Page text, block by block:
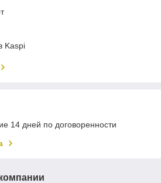
Kaspi
14 дней по договоренности